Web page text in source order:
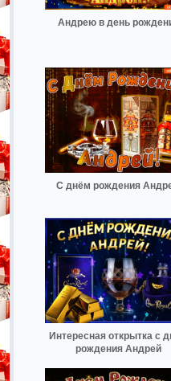
Андрею в день
С днём рождения
Интересная открытка с
рождения Андрей